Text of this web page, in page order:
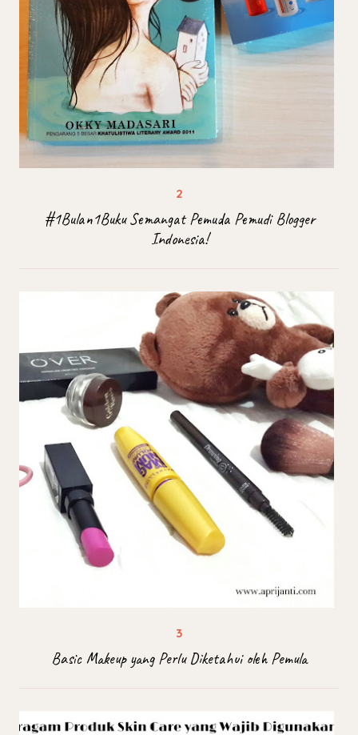
#1Bulan1Buku Semangat Pemuda Pemudi Blogger
Indonesia!
Basic Makeup yang Perlu Diketahui oleh Pemula